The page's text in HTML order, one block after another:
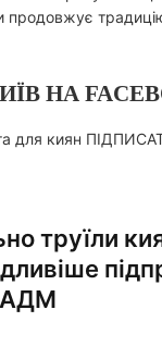
традицію
НА
для киян
труїли
АДМ